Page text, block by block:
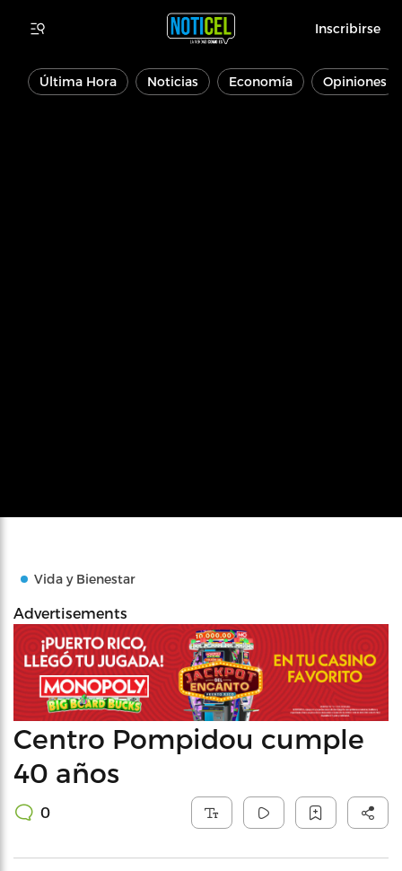
Inscribirse
Última Hora Noticias Economía Opiniones
Vida y Bienestar
Advertisements
Centro Pompidou cumple
40 años
0